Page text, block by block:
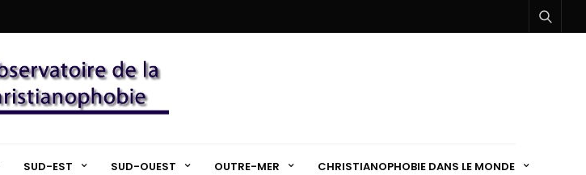
SUD-EST SUD-OUEST OUTRE-MER CHRISTIANOPHOBIE DANS LE MONDE